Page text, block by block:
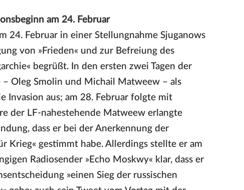
am 24. Februar
24. Februar in einer Stellungnahme Sjuganows
von »Frieden« und zur Befreiung des
begrüßt. In den ersten zwei Tagen der
– Oleg Smolin und Michail Matweew – als
Invasion aus; am 28. Februar folgte mit
der LF-nahestehende Matweew erlangte
dass er bei der Anerkennung der
Krieg« gestimmt habe. Allerdings stellte er am
Radiosender »Echo Moskwy« klar, dass er
»einen Sieg der russischen